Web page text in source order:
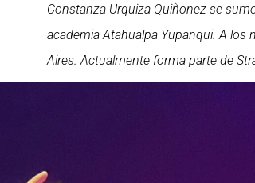
Constanza Urquiza Quiñonez se
academia Atahualpa Yupanqui. A los
Aires. Actualmente forma parte de